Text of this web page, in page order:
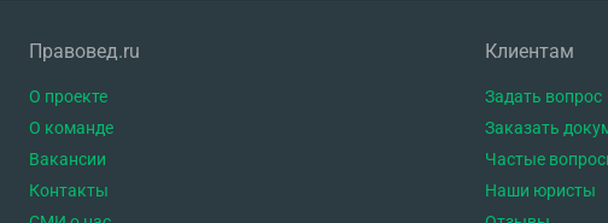
Правовед.ru
О проекте
О команде
Вакансии
Контакты
Клиентам
Задать вопрос
Заказать
Частые
Наши юристы